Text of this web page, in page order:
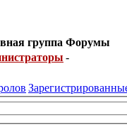
группа Форумы
-